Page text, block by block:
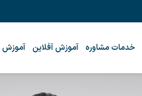
خدمات مشاوره آموزش آفلاین آموزش